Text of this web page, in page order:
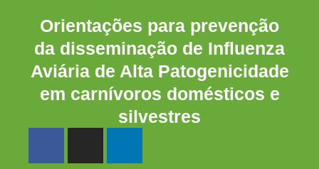
Orientações para prevenção
da disseminação de Influenza
Aviária de Alta Patogenicidade
em carnívoros domésticos e
silvestres